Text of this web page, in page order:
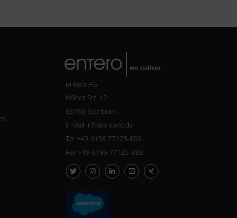
entero AG
Kölner Str. 12
65760 Eschborn
E-Mail info@entero.de
Tel +49 6196 77125-800
Fax +49 6196 77125-888